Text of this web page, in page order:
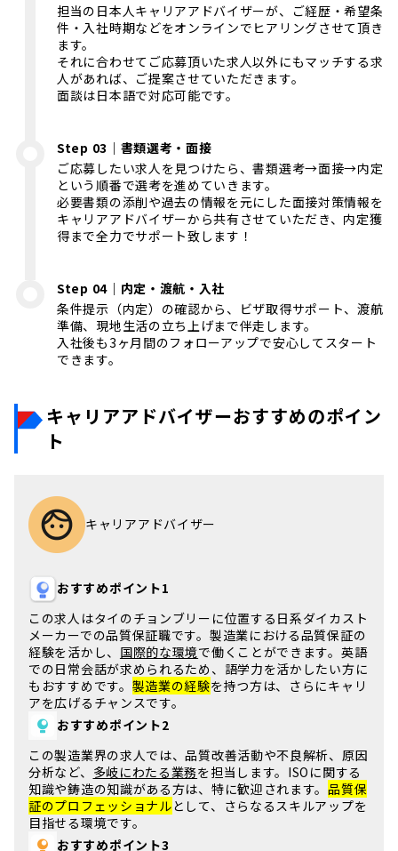
担当の日本人キャリアアドバイザーが、ご経歴・希望条
件・入社時期などをオンラインでヒアリングさせて頂き
ます。
それに合わせてご応募頂いた求人以外にもマッチする求
人があれば、ご提案させていただきます。
面談は日本語で対応可能です。
Step 03｜書類選考・面接
ご応募したい求人を見つけたら、書類選考→面接→内定
という順番で選考を進めていきます。
必要書類の添削や過去の情報を元にした面接対策情報を
キャリアアドバイザーから共有させていただき、内定獲
得まで全力でサポート致します！
Step 04｜内定・渡航・入社
条件提示（内定）の確認から、ビザ取得サポート、渡航
準備、現地生活の立ち上げまで伴走します。
入社後も3ヶ月間のフォローアップで安心してスタート
できます。
キャリアアドバイザーおすすめのポイン
ト
キャリアアドバイザー
おすすめポイント1
この求人はタイのチョンブリー に位置する日系ダイカスト
メーカーでの品質保証職です。製造業における品質保証の
経験を活かし、 国際的な環境で働くことができます。 英語
での日常会話が求められるため、語学力を活かしたい方に
もおすすめです。 製造業の経験を持つ方は、さらにキャリ
アを広げるチャンスです。
おすすめポイント2
この製造業界の求人では、品質改善活動や不良解析、原因
分析など、 多岐にわたる業務を担当します。 ISOに関する
知識や鋳造の知識がある方は、特に歓迎されます。品質保
証のプロフェッショナルとして、さらなるスキルアップを
目指せる環境です。
おすすめポイント3